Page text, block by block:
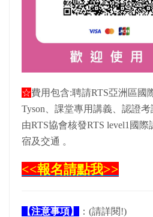
☆費用包含:聘請RTS亞洲區國
Tyson、課堂專用講義、認證
由RTS協會核發RTS level1國
宿及交通 。
<<報名請點我>>
【注意事項】
：(請詳閱!)